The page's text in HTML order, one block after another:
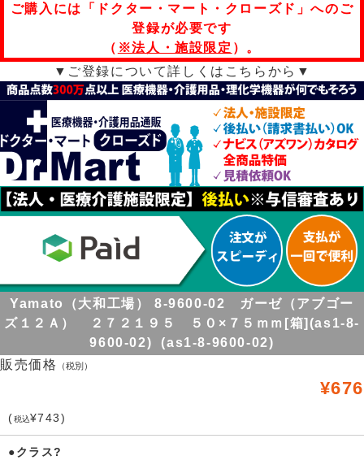
ご購入には「ドクター・マート・クローズド」へのご
登録が必要です
（ ※法人・施設限定 ）。
▼ご登録について詳しくはこちらから▼
Yamato（大和工場） 8-9600-02 ガーゼ（アブゴー
ズ１２Ａ） ２７２１９５ ５０×７５ｍｍ[箱](as1-8-
9600-02) (as1-8-9600-02)
販売価格
（税別）
¥676
(税込¥743)
●クラス?